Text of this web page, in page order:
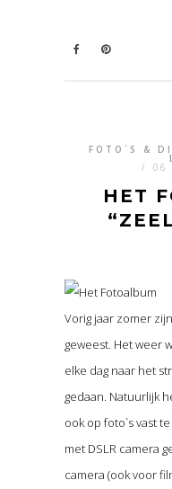
FOTO`S &
/ 06
HET
Vorig jaar zomer
geweest. Het weer
elke dag naar het
gedaan. Natuurlijk
ook op foto`s vast
met DSLR camera
camera (ook voor